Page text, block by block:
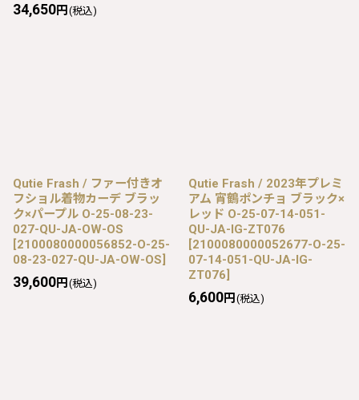
34,650円 (税込)
Qutie Frash / ファー付きオ
フショル着物カーデ ブラッ
ク×パープル O-25-08-23-
027-QU-JA-OW-OS
[2100080000056852-O-25-
08-23-027-QU-JA-OW-OS]
39,600円 (税込)
Qutie Frash / 2023年プレミ
アム 宵鶴ポンチョ ブラック×
レッド O-25-07-14-051-
QU-JA-IG-ZT076
[2100080000052677-O-25-
07-14-051-QU-JA-IG-
ZT076]
6,600円 (税込)